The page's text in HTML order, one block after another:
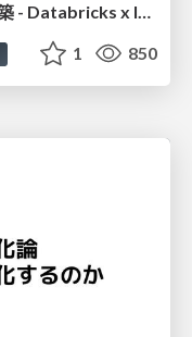
専任DEゼロからの データ基盤構築 - Databricks x IaC x AIで 進める「データの民主化」-
1 850